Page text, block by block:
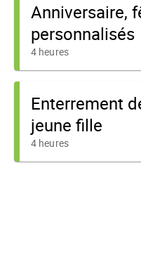
Anniversaire,
personnalisés
4 heures
Enterrement
jeune fille
4 heures